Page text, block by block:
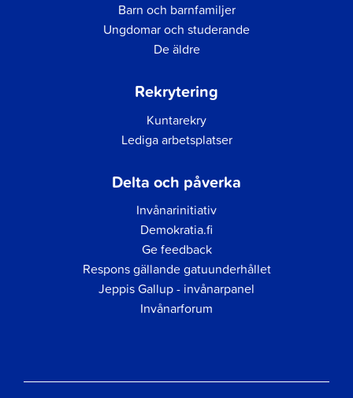
Barn och barnfamiljer
Ungdomar och studerande
De äldre
Rekrytering
Kuntarekry
Lediga arbetsplatser
Delta och påverka
Invånarinitiativ
Demokratia.fi
Ge feedback
Respons gällande gatuunderhållet
Jeppis Gallup - invånarpanel
Invånarforum